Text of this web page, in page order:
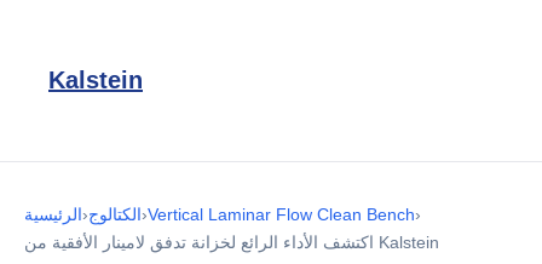
Kalstein
الرئيسية›الكتالوج›Vertical Laminar Flow Clean Bench›
اكتشف الأداء الرائع لخزانة تدفق لامينار الأفقية من Kalstein